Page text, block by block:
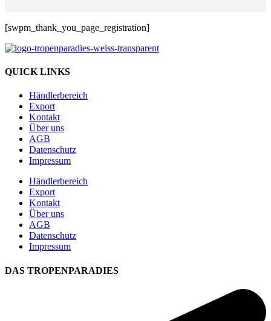
[swpm_thank_you_page_registration]
QUICK LINKS
Händlerbereich
Export
Kontakt
Über uns
AGB
Datenschutz
Impressum
Händlerbereich
Export
Kontakt
Über uns
AGB
Datenschutz
Impressum
DAS TROPENPARADIES